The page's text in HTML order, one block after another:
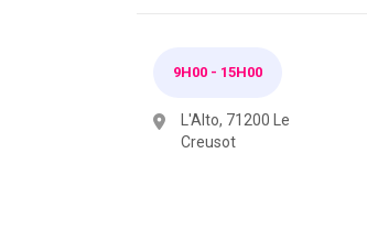
9H00 - 15H00
L'Alto, 71200 Le
Creusot